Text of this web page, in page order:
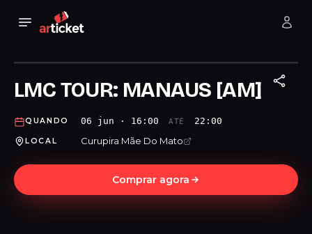
LMC TOUR: MANAUS [AM]
QUANDO 06 jun · 16:00 ATÉ 22:00
LOCAL Curupira Mãe Do Mato
Comprar agora